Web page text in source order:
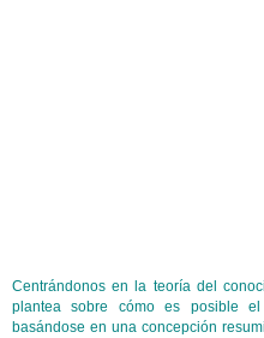
Centrándonos en la teoría del
plantea sobre cómo es posible el
basándose en una concepción